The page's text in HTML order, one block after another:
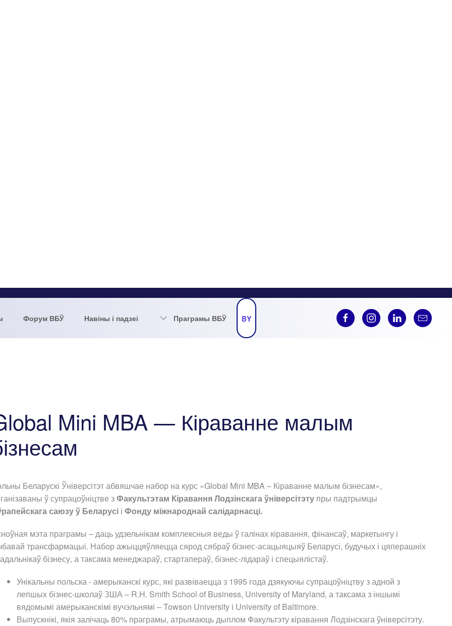
Форум ВБЎ Навіны і падзеі Праграмы ВБЎ BY
Mini MBA — Кіраванне малым
Беларускі Ўніверсітэт абвяшчае набор на курс «Global Mini MBA – Кіраванне малым бізнесам»,
ў супрацоўніцтве зФакультэтам Кіравання Лодзінскага ўніверсітэту пры падтрымцы
саюзу ў Беларусі іФонду міжнароднай салідарнасці.
мэта праграмы – даць удзельнікам комплексныя веды ў галінах кіравання, фінансаў, маркетынгу і
трансфармацыі. Набор ажыццяўляецца сярод сябраў бізнес-асацыяцыяў Беларусі, будучых і цяперашніх
бізнесу, а таксама менеджараў, стартапераў, бізнес-лідараў і спецыялістаў.
Унікальны польска - амерыканскі курс, які развіваецца з 1995 года дзякуючы супрацоўніцтву з адной з
лепшых бізнес-школаў ЗША – R.H. Smith School of Business, University of Maryland, а таксама з іншымі
вядомымі амерыканскімі вучэльнямі – Towson University і University of Baltimore.
Выпускнікі, якія залічаць 80% праграмы, атрымаюць дыплом Факультэту кіравання Лодзінскага ўніверсітэту.